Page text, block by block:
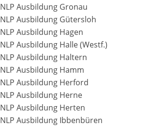
NLP Ausbildung Gronau
NLP Ausbildung Gütersloh
NLP Ausbildung Hagen
NLP Ausbildung Halle (Westf.)
NLP Ausbildung Haltern
NLP Ausbildung Hamm
NLP Ausbildung Herford
NLP Ausbildung Herne
NLP Ausbildung Herten
NLP Ausbildung Ibbenbüren